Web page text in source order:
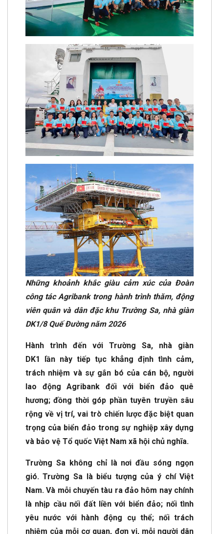
Những khoảnh khắc giàu cảm xúc của Đoàn
công tác Agribank trong hành trình thăm, động
viên quân và dân đặc khu Trường Sa, nhà giàn
DK1/8 Quế Đường năm 2026
Hành trình đến với Trường Sa, nhà giàn
DK1 lần này tiếp tục khẳng định tình cảm,
trách nhiệm và sự gắn bó của cán bộ, người
lao động Agribank đối với biển đảo quê
hương; đồng thời góp phần tuyên truyền sâu
rộng về vị trí, vai trò chiến lược đặc biệt quan
trọng của biển đảo trong sự nghiệp xây dựng
và bảo vệ Tổ quốc Việt Nam xã hội chủ nghĩa.
Trường Sa không chỉ là nơi đầu sóng ngọn
gió. Trường Sa là biểu tượng của ý chí Việt
Nam. Và mỗi chuyến tàu ra đảo hôm nay chính
là nhịp cầu nối đất liền với biển đảo; nối tình
yêu nước với hành động cụ thể; nối trách
nhiệm của mỗi cơ quan, đơn vị, mỗi người dân